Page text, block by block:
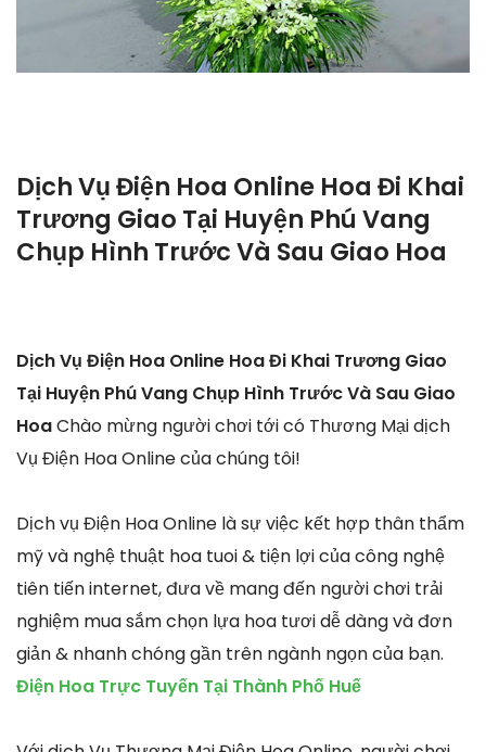
Dịch Vụ Điện Hoa Online Hoa Đi Khai
Trương Giao Tại Huyện Phú Vang
Chụp Hình Trước Và Sau Giao Hoa
Dịch Vụ Điện Hoa Online Hoa Đi Khai Trương Giao
Tại Huyện Phú Vang Chụp Hình Trước Và Sau Giao
HoaChào mừng người chơi tới có Thương Mại dịch
Vụ Điện Hoa Online của chúng tôi!
Dịch vụ Điện Hoa Online là sự việc kết hợp thân thẩm
mỹ và nghệ thuật hoa tuoi & tiện lợi của công nghệ
tiên tiến internet, đưa về mang đến người chơi trải
nghiệm mua sắm chọn lựa hoa tươi dễ dàng và đơn
giản & nhanh chóng gần trên ngành ngọn của bạn.
Điện Hoa Trực Tuyến Tại Thành Phố Huế